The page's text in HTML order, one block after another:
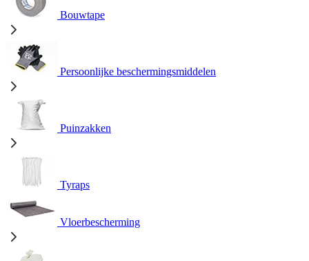
Bouwtape
Persoonlijke beschermingsmiddelen
Puinzakken
Tyraps
Vloerbescherming